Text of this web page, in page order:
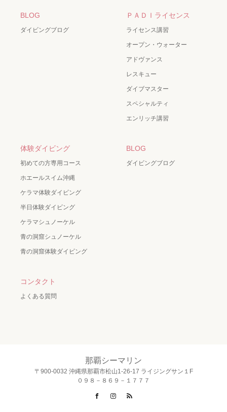
BLOG
ダイビングブログ
ＰＡＤＩライセンス
ライセンス講習
オープン・ウォーター
アドヴァンス
レスキュー
ダイブマスター
スペシャルティ
エンリッチ講習
体験ダイビング
初めての方専用コース
ホエールスイム沖縄
ケラマ体験ダイビング
半日体験ダイビング
ケラマシュノーケル
青の洞窟シュノーケル
青の洞窟体験ダイビング
BLOG
ダイビングブログ
コンタクト
よくある質問
那覇シーマリン
〒900-0032 沖縄県那覇市松山1-26-17 ライジングサン１F
０９８－８６９－１７７７
FacebookInstagram